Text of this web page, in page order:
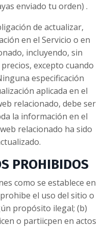
enviado tu orden) .
de actualizar,
en el Servicio o en
incluyendo, sin
excepto cuando
especificación
aplicada en el
relacionado, debe ser
la información en el
relacionado ha sido
PROHIBIDOS
como se establece en
el uso del sitio o
propósito ilegal; (b)
o partiicpen en actos